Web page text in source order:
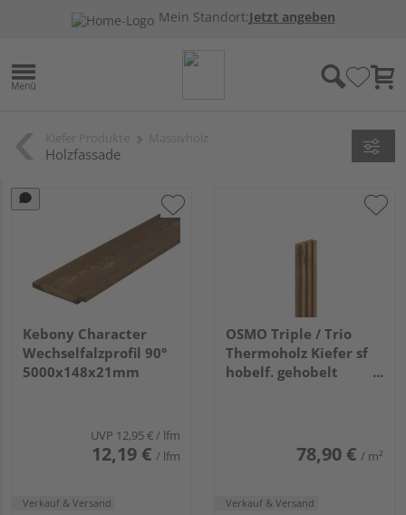
Mein Standort:Jetzt angeben
Holzfassade
Kebony Character
Wechselfalzprofil 90°
5000x148x21mm
UVP 12,95 €/ lfm
12,19 € / lfm
Verkauf & Versand
OSMO Triple / Trio
Thermoholz Kiefer sf
hobelf. gehobelt
78,90 € / m²
Verkauf & Versand